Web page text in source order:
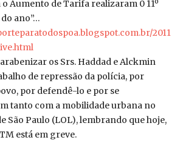
Aumento de Tarifa realizaram 0 11º
ano”…
2011
os Srs. Haddad e Alckmin
de repressão da polícia, por
por defendê-lo e por se
tanto com a mobilidade urbana no
São Paulo (LOL), lembrando que hoje,
está em greve.